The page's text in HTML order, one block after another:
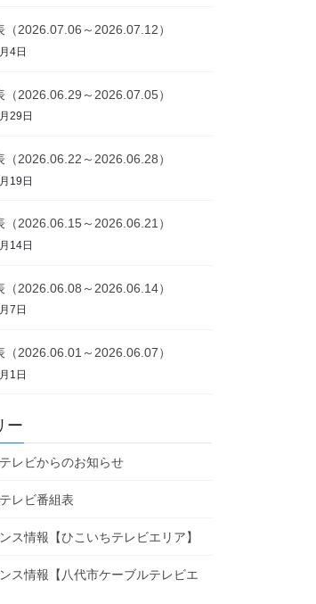
（2026.07.06～2026.07.12）
4日
（2026.06.29～2026.07.05）
29日
（2026.06.22～2026.06.28）
19日
（2026.06.15～2026.06.21）
14日
（2026.06.08～2026.06.14）
7日
（2026.06.01～2026.06.07）
1日
ー
レビからのお知らせ
レビ番組表
ス情報【ひこいちテレビエリア】
ス情報【八代市ケーブルテレビエ